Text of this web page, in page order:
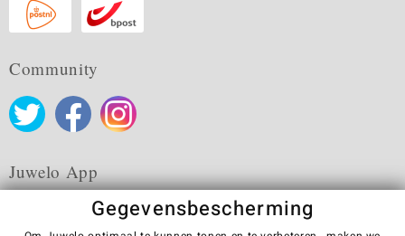
Community
Juwelo App
Gegevensbescherming